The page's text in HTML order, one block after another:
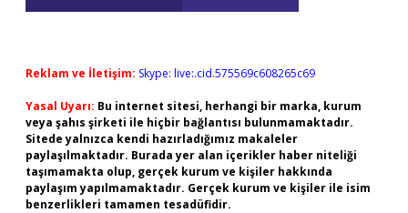
Reklam ve İletişim: Skype: live:.cid.575569c608265c69
Yasal Uyarı: Bu internet sitesi, herhangi bir marka, kurum
veya şahıs şirketi ile hiçbir bağlantısı bulunmamaktadır.
Sitede yalnızca kendi hazırladığımız makaleler
paylaşılmaktadır. Burada yer alan içerikler haber niteliği
taşımamakta olup, gerçek kurum ve kişiler hakkında
paylaşım yapılmamaktadır. Gerçek kurum ve kişiler ile isim
benzerlikleri tamamen tesadüfidir.